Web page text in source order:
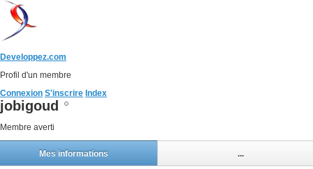
Developpez.com
Profil d'un membre
Connexion S'inscrire Index
jobigoud
Membre averti
Mes informations ...